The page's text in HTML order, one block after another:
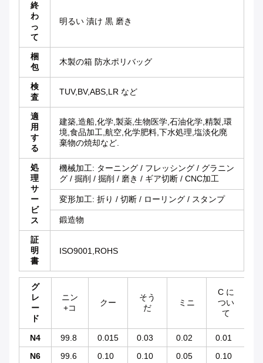
終
わ
っ
て
明るい 漬け 黒 磨き
梱
包
木製の箱 防水ポリバッグ
検
査
TUV,BV,ABS,LR など
適
用
す
る
建築,造船,化学,製薬,生物医学,石油化学,精製,環
境,食品加工,航空,化学肥料,下水処理,塩淡化廃
棄物の焼却など.
処
理
サ
ー
ビ
ス
機械加工: ターニング / フレッシング / グラニン
グ / 掘削 / 掘削 / 磨き / ギア切断 / CNC加工
変形加工: 折り / 切断 / ローリング / スタンプ
鍛造物
証
明
書
ISO9001,ROHS
グ
レ
ー
ド
ニン
+コ
クー
そう
だ
ミニ
C に
つい
て
N4 99.8 0.015 0.03 0.02 0.01
N6
99.6 0.10 0.10 0.05 0.10